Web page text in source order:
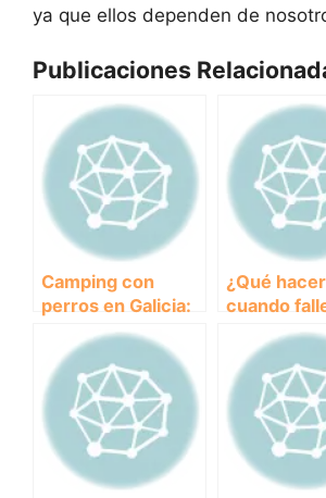
ya que ellos dependen de
Publicaciones
Camping con
perros en Galicia:
Una escapada
ideal para amantes
de los animales.
¿Qué hacer
cuando
fiel
canino?
para
pérdida de
perro.